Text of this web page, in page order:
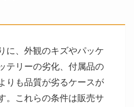
に、外観のキズやパッケ
テリーの劣化、付属品の
りも品質が劣るケースが
。これらの条件は販売サ